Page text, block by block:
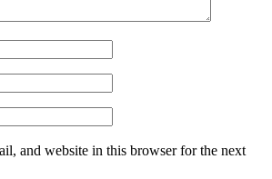
and website in this browser for the next